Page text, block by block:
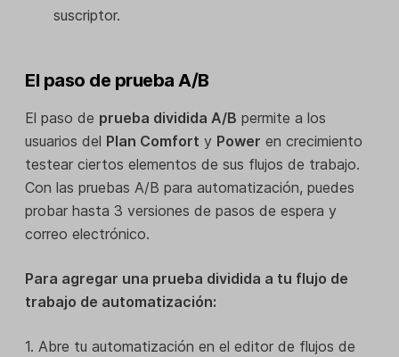
suscriptor.
El paso de prueba A/B
El paso de prueba dividida A/B permite a los
usuarios del Plan Comfort y Power en crecimiento
testear ciertos elementos de sus flujos de trabajo.
Con las pruebas A/B para automatización, puedes
probar hasta 3 versiones de pasos de espera y
correo electrónico.
Para agregar una prueba dividida a tu flujo de
trabajo de automatización:
1. Abre tu automatización en el editor de flujos de